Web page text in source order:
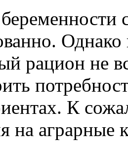
рацион не
К
на аграрные